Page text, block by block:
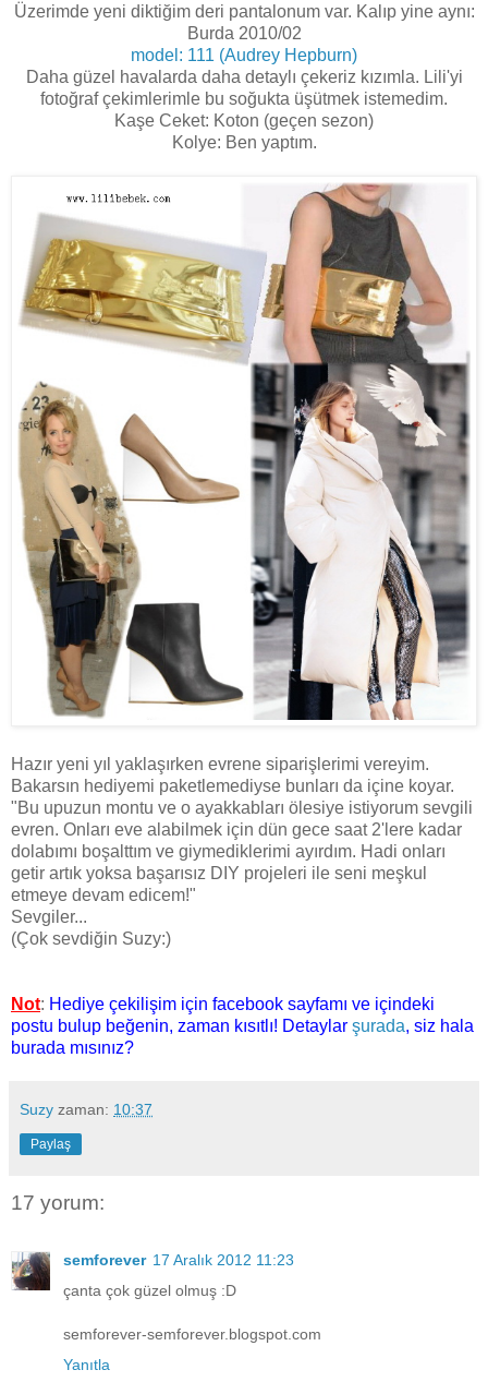
Üzerimde yeni diktiğim deri pantalonum var. Kalıp yine aynı:
Burda 2010/02
model: 111 (Audrey Hepburn)
Daha güzel havalarda daha detaylı çekeriz kızımla. Lili'yi
fotoğraf çekimlerimle bu soğukta üşütmek istemedim.
Kaşe Ceket: Koton (geçen sezon)
Kolye: Ben yaptım.
Hazır yeni yıl yaklaşırken evrene siparişlerimi vereyim.
Bakarsın hediyemi paketlemediyse bunları da içine koyar.
"Bu upuzun montu ve o ayakkabları ölesiye istiyorum sevgili
evren. Onları eve alabilmek için dün gece saat 2'lere kadar
dolabımı boşalttım ve giymediklerimi ayırdım. Hadi onları
getir artık yoksa başarısız DIY projeleri ile seni meşkul
etmeye devam edicem!"
Sevgiler...
(Çok sevdiğin Suzy:)
Not: Hediye çekilişim için facebook sayfamı ve içindeki
postu bulup beğenin, zaman kısıtlı! Detaylar şurada, siz hala
burada mısınız?
Suzy zaman: 10:37
Paylaş
17 yorum:
semforever 17 Aralık 2012 11:23
çanta çok güzel olmuş :D
semforever-semforever.blogspot.com
Yanıtla